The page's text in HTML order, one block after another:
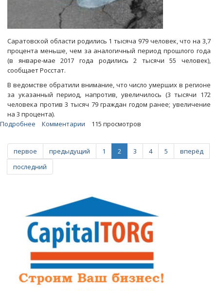
Саратовской области родились 1 тысяча 979 человек, что на 3,7
процента меньше, чем за аналогичный период прошлого года
(в январе-мае 2017 года родились 2 тысячи 55 человек),
сообщает Росстат.
В ведомстве обратили внимание, что число умерших в регионе
за указанный период, напротив, увеличилось (3 тысячи 172
человека против 3 тысяч 79 граждан годом ранее; увеличение
на 3 процента).
Подробнее
Саратовской
области
смертность
значительно
Комментарии 115 просмотров
первое предыдущий 1 2 3 4 5
вперёд
последний